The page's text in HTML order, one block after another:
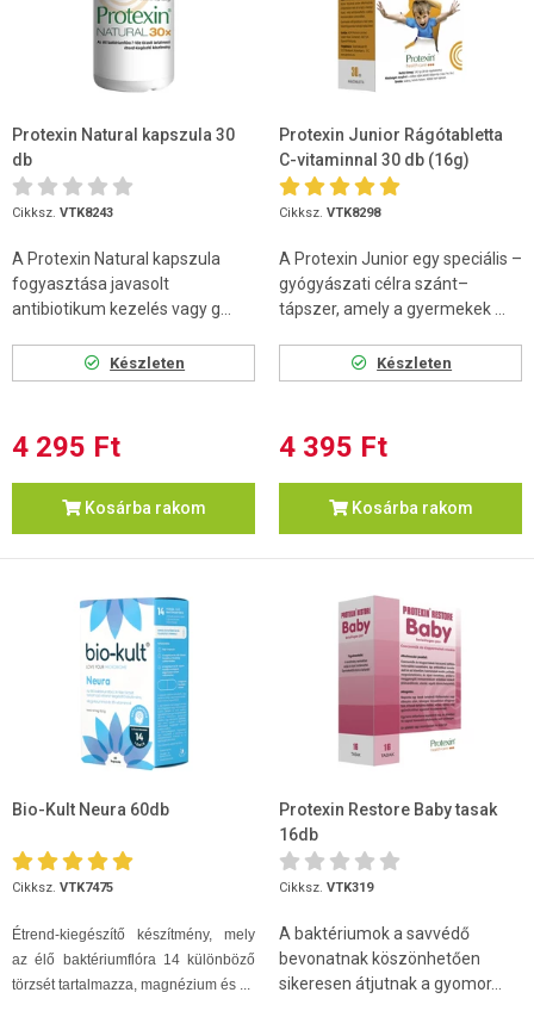
Protexin Natural kapszula 30
db
Cikksz. VTK8243
A Protexin Natural kapszula
fogyasztása javasolt
antibiotikum kezelés vagy g...
Készleten
4 295 Ft
Kosárba rakom
Protexin Junior Rágótabletta
C-vitaminnal 30 db (16g)
Cikksz. VTK8298
A Protexin Junior egy speciális –
gyógyászati célra szánt–
tápszer, amely a gyermekek ...
Készleten
4 395 Ft
Kosárba rakom
Bio-Kult Neura 60db
Cikksz. VTK7475
Étrend-kiegészítő készítmény, mely
az élő baktériumflóra 14 különböző
törzsét tartalmazza, magnézium és ...
Protexin Restore Baby tasak
16db
Cikksz. VTK319
A baktériumok a savvédő
bevonatnak köszönhetően
sikeresen átjutnak a gyomor...